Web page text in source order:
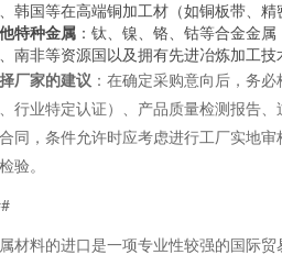
韩国等在高端铜加工材（如铜板带、精
特种金属 ：钛、镍、铬、钴等合金金
南非等资源国以及拥有先进冶炼加工技
厂家的建议 ：在确定采购意向后，务
行业特定认证）、产品质量检测报告
同，条件允许时应考虑进行工厂实地
验。
材料的进口是一项专业性较强的国际